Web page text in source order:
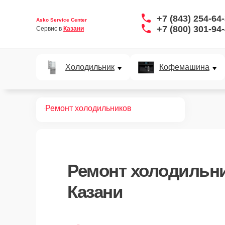
Asko Service Center
Сервис в Казани
+7 (843) 254-
+7 (800) 301-
Холодильник Кофемашина
Ремонт холодильников
Ремонт
Казани